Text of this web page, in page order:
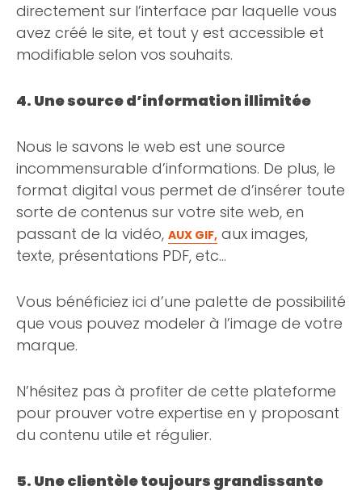
directement sur l’interface par laquelle vous
avez créé le site, et tout y est accessible et
modifiable selon vos souhaits.
4. Une source d’information illimitée
Nous le savons le web est une source
incommensurable d’informations. De plus, le
format digital vous permet de d’insérer toute
sorte de contenus sur votre site web, en
passant de la vidéo, AUX GIF, aux images,
texte, présentations PDF, etc…
Vous bénéficiez ici d’une palette de possibilité
que vous pouvez modeler à l’image de votre
marque.
N’hésitez pas à profiter de cette plateforme
pour prouver votre expertise en y proposant
du contenu utile et régulier.
5. Une clientèle toujours grandissante